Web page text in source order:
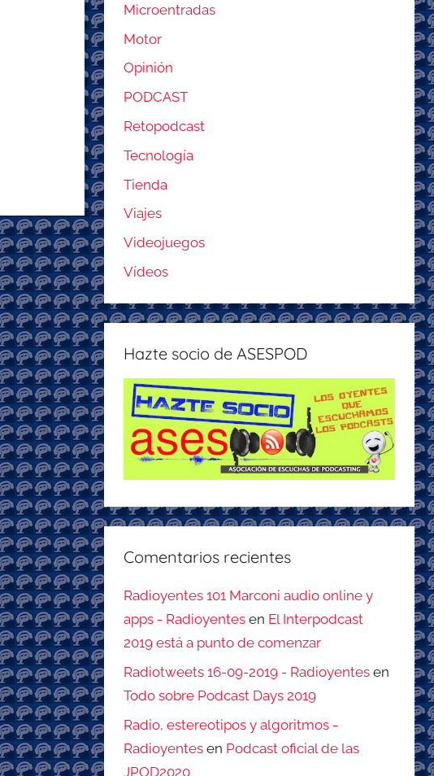
Microentradas
Motor
Opinión
PODCAST
Retopodcast
Tecnología
Tienda
Viajes
Videojuegos
Vídeos
Hazte socio de ASESPOD
Comentarios recientes
Radioyentes 101 Marconi audio online y
apps - Radioyentes en El Interpodcast
2019 está a punto de comenzar
Radiotweets 16-09-2019 - Radioyentes en
Todo sobre Podcast Days 2019
Radio, estereotipos y algoritmos -
Radioyentes en Podcast oficial de las
JPOD2020